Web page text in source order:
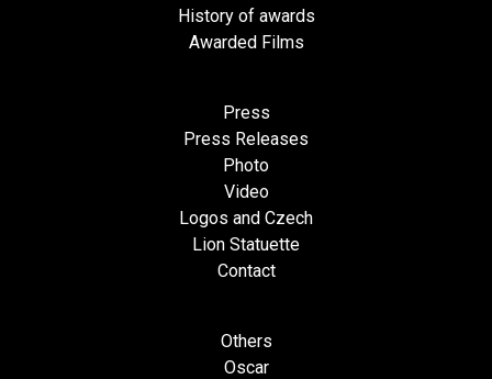
History of awards
Awarded Films
Press
Press Releases
Photo
Video
Logos and Czech
Lion Statuette
Contact
Others
Oscar